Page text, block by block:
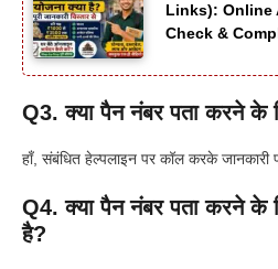
Links): Online
Check &
Q3. क्या पैन नंबर पता करने के
हाँ, संबंधित हेल्पलाइन पर कॉल करके जानकारी
Q4. क्या पैन नंबर पता करने के
है?